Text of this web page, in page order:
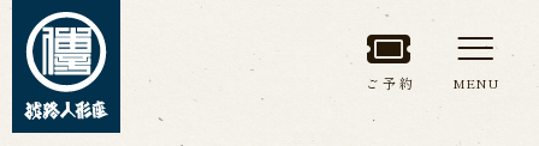
ご予約 MENU